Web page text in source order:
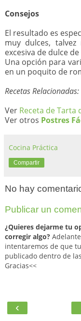
Consejos
El resultado es
muy dulces,
excesiva de dulce de
Una opción para
en un poquito de
Recetas Relacionadas:
Ver Receta de Tarta
Ver otros Postres
Cocina Práctica
Compartir
No hay
Publicar un
¿Quieres dejarme tu
corregir algo?
intentaremos de que
publicado dentro de
Gracias<<
‹